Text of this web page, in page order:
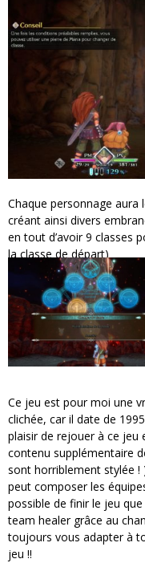
Chaque personnage
créant ainsi divers
en tout d’avoir 9 classes
la classe de départ)
Ce jeu est pour moi une
clichée, car il date de
plaisir de rejouer à ce jeu
contenu supplémentaire
sont horriblement stylée !
peut composer les
possible de finir le jeu
team healer grâce au
toujours vous adapter à
jeu !!